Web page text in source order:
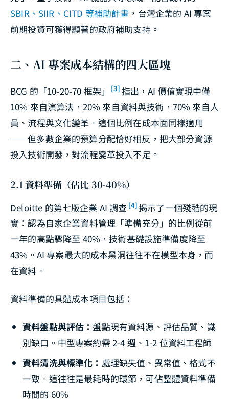
SBIR、SIIR、CITD 等補助計畫 ，台灣企業的 AI 專案
前期投資可獲得顯著的政府補助支持。
二、AI 專案成本結構的四大區塊
BCG 的「10-20-70 框架」 [3] 指出，AI 價值實現中僅
10% 來自演算法，20% 來自資料與技術，70% 來自人
員、流程與文化變革。這個比例在成本面同樣適用
——但多數企業的預算分配恰好相反，把大部分資源
投入技術開發，對流程變革投入不足。
2.1 資料準備（佔比 30-40%）
Deloitte 的第七版企業 AI 調查 [4]揭示了一個殘酷的現
實：認為自家企業資料管理「準備充分」的比例從前
一年的高點驟降至 40%，技術基礎設施準備度降至
43%。AI 專案最大的成本黑洞往往不在模型本身，而
在資料。
資料準備的具體成本項目包括：
資料盤點與評估：盤點現有資料源、評估品質、識
別缺口。中型專案約需 2-4 週、1-2 位資料工程師
資料清洗與標準化： 處理缺失值、異常值、格式不
一致。這往往是最耗時的環節，可佔整體資料準備
時間的 60%